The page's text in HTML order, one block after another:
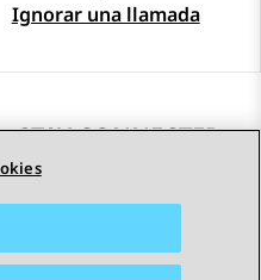
Ignorar una llamada
STAY CONNECTED
© 2026 Avaya LLC